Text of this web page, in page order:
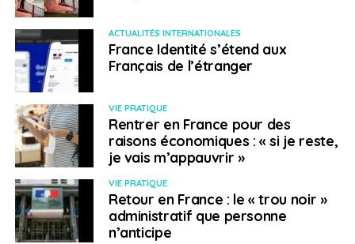
ACTUALITÉS INTERNATIONALES
France Identité s’étend aux
Français de l’étranger
VIE PRATIQUE
Rentrer en France pour des
raisons économiques : « si je reste,
je vais m’appauvrir »
VIE PRATIQUE
Retour en France : le « trou noir »
administratif que personne
n’anticipe